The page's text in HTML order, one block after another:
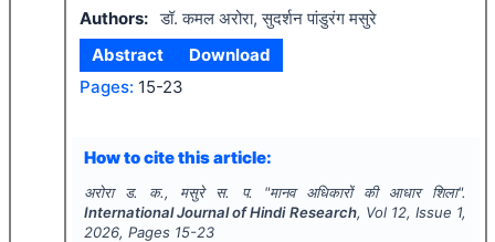
Authors: डॉ. कमल अरोरा, सुदर्शन पांडुरंग मसुरे
Abstract
Download
Pages: 15-23
How to cite this article:
अरोरा ड. क., मसुरे स. प. "मानव अधिकारों की आधार शिला".
International Journal of Hindi Research, Vol 12, Issue 1,
2026, Pages 15-23